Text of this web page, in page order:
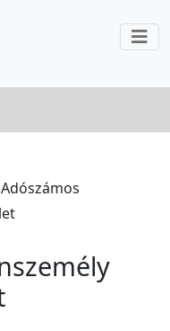
Adószámos